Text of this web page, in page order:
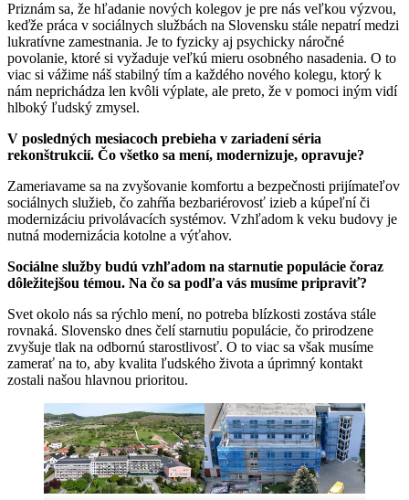
Priznám sa, že hľadanie nových kolegov je pre nás veľkou výzvou,
keďže práca v sociálnych službách na Slovensku stále nepatrí medzi
lukratívne zamestnania. Je to fyzicky aj psychicky náročné
povolanie, ktoré si vyžaduje veľkú mieru osobného nasadenia. O to
viac si vážime náš stabilný tím a každého nového kolegu, ktorý k
nám neprichádza len kvôli výplate, ale preto, že v pomoci iným vidí
hlboký ľudský zmysel.
V posledných mesiacoch prebieha v zariadení séria
rekonštrukcií. Čo všetko sa mení, modernizuje, opravuje?
Zameriavame sa na zvyšovanie komfortu a bezpečnosti prijímateľov
sociálnych služieb, čo zahŕňa bezbariérovosť izieb a kúpeľní či
modernizáciu privolávacích systémov. Vzhľadom k veku budovy je
nutná modernizácia kotolne a výťahov.
Sociálne služby budú vzhľadom na starnutie populácie čoraz
dôležitejšou témou. Na čo sa podľa vás musíme pripraviť?
Svet okolo nás sa rýchlo mení, no potreba blízkosti zostáva stále
rovnaká. Slovensko dnes čelí starnutiu populácie, čo prirodzene
zvyšuje tlak na odbornú starostlivosť. O to viac sa však musíme
zamerať na to, aby kvalita ľudského života a úprimný kontakt
zostali našou hlavnou prioritou.